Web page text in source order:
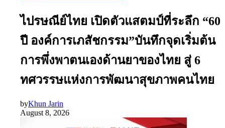
ไปรษณีย์ไทย เปิดตัวแสตมป์ที่ระลึก “60
ปี องค์การเภสัชกรรม”บันทึกจุดเริ่มต้น
การพึ่งพาตนเองด้านยาของไทย สู่ 6
ทศวรรษแห่งการพัฒนาสุขภาพคนไทย
byKhun Jarin
August 8, 2026